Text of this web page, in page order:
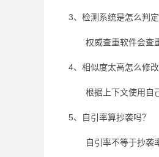
3、检测系统是怎么判定
权威查重软件会查重
4、相似度太高怎么修改
根据上下文使用自己
5、自引率算抄袭吗？
自引率不等于抄袭率